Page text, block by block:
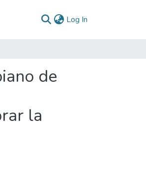
Log In
de
la